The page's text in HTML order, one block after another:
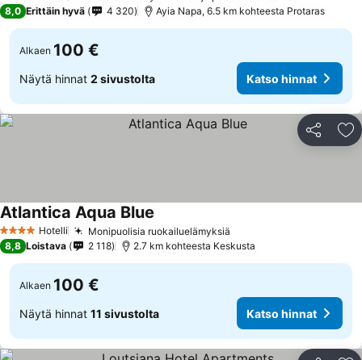
8,0 Erittäin hyvä 4 320 Ayia Napa, 6.5 km kohteesta Protaras
Alkaen 100 €
Näytä hinnat 2 sivustolta Katso hinnat
Jaa
4 Tähtiluokitus
Hotelli Monipuolisia ruokailuelämyksiä
Atlantica Aqua Blue
8,8 Loistava 2 118 2.7 km kohteesta Keskusta
Alkaen 100 €
Näytä hinnat 11 sivustolta Katso hinnat